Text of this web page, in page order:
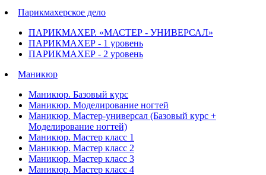
Парикмахерское дело
ПАРИКМАХЕР. «МАСТЕР - УНИВЕРСАЛ»
ПАРИКМАХЕР - 1 уровень
ПАРИКМАХЕР - 2 уровень
Маникюр
Маникюр. Базовый курс
Маникюр. Моделирование ногтей
Маникюр. Мастер-универсал (Базовый курс +
Моделирование ногтей)
Маникюр. Мастер класс 1
Маникюр. Мастер класс 2
Маникюр. Мастер класс 3
Маникюр. Мастер класс 4